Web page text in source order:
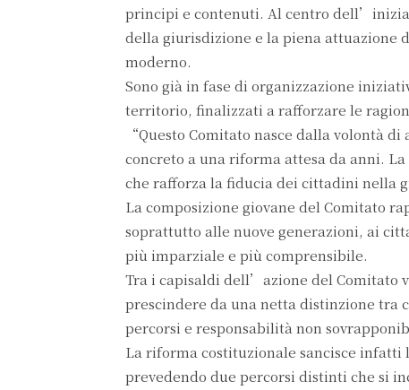
principi e contenuti. Al centro
della giurisdizione e la piena attuazione
moderno.
Sono già in fase di organizzazione
territorio, finalizzati a rafforzare le
“Questo Comitato nasce dalla volontà
concreto a una riforma attesa da anni.
che rafforza la fiducia dei cittadini nella
La composizione giovane del Comitato
soprattutto alle nuove generazioni, ai
più imparziale e più comprensibile.
Tra i capisaldi dell’azione del Comitato
prescindere da una netta distinzione tra
percorsi e responsabilità non
La riforma costituzionale sancisce
prevedendo due percorsi distinti che si